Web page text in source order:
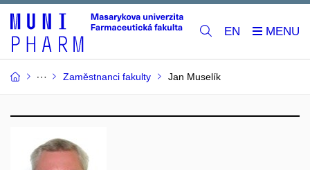
EN
Zaměstnanci fakulty Jan Muselík